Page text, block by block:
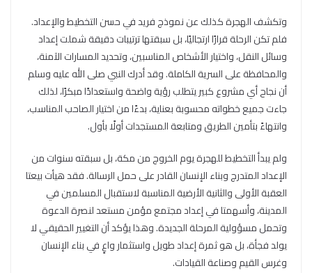
وتكشف الهجرة كذلك عن نموذج فريد في حسن التخطيط والإعداد.
فلم تكن الرحلة قرارًا ارتجاليًا، بل سبقتها ترتيبات دقيقة شملت إعداد
وسائل النقل، واختيار الأشخاص المناسبين، وتحديد المسارات الآمنة،
والمحافظة على السرية الكاملة. وقد أدرك النبي صلى الله عليه وسلم
أن نجاح أي مشروع كبير يتطلب رؤية واضحة واستعدادًا مبكرًا، لذلك
جاءت جميع خطواته محسوبة بعناية، بدءًا من اختيار الصاحب المناسب،
وانتهاءً بتأمين الطريق ومتابعة المستجدات أولًا بأول.
ولم يبدأ التخطيط للهجرة يوم الخروج من مكة، بل سبقته سنوات من
الإعداد المتدرج وبناء الإنسان القادر على حمل الرسالة. فقد هيأت بيعتا
العقبة الأولى والثانية الأرضية المناسبة لاستقبال المسلمين في
المدينة، وأسهمتا في إعداد مجتمع مؤمن مستعد لنصرة الدعوة
وتحمل مسؤولية المرحلة الجديدة. وهذا يؤكد أن التغيير الحقيقي لا
يولد فجأة، بل هو ثمرة إعداد طويل واستثمار واعٍ في بناء الإنسان
وغرس القيم وصناعة القيادات.